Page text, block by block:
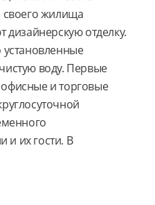
своего жилища
отделку.
воду. Первые
и торговые
и их гости. В